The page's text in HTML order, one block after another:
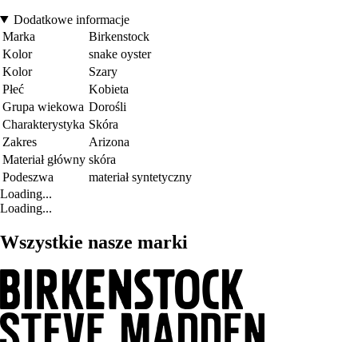
Dodatkowe informacje
Marka
Birkenstock
Kolor
snake oyster
Kolor
Szary
Płeć
Kobieta
Grupa wiekowa Dorośli
Charakterystyka Skóra
Zakres
Arizona
Materiał główny skóra
Podeszwa
materiał syntetyczny
Loading...
Loading...
Wszystkie nasze marki